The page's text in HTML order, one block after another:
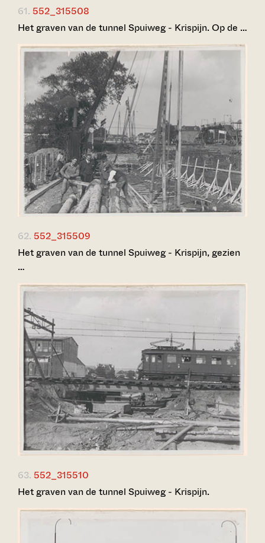
61. 552_315508
Het graven van de tunnel Spuiweg - Krispijn. Op de …
62. 552_315509
Het graven van de tunnel Spuiweg - Krispijn, gezien
…
63. 552_315510
Het graven van de tunnel Spuiweg - Krispijn.